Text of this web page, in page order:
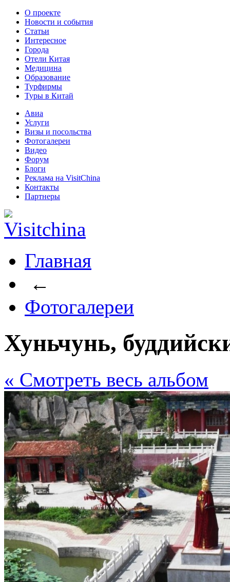
О проекте
Новости и события
Статьи
Интересное
Города
Отели Китая
Медицина
Образование
Турфирмы
Туры в Китай
Авиа
Услуги
Визы и посольства
Фотогалереи
Видео
Форум
Блоги
Реклама на VisitChina
Контакты
Партнеры
Главная
←
Фотогалереи
Хуньчунь,
« Cмотреть весь альбом